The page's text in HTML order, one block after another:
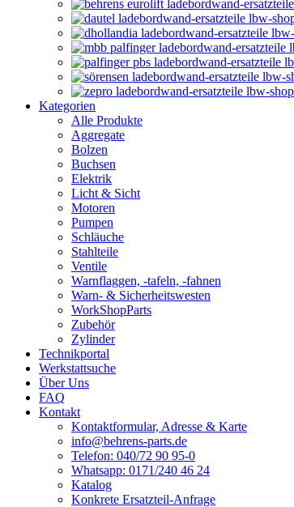
Kategorien
Alle Produkte
Aggregate
Bolzen
Buchsen
Elektrik
Licht & Sicht
Motoren
Pumpen
Schläuche
Stahlteile
Ventile
Warnflaggen, -tafeln, -fahnen
Warn- & Sicherheitswesten
WorkShopParts
Zubehör
Zylinder
Technikportal
Werkstattsuche
Über Uns
FAQ
Kontakt
Kontaktformular, Adresse & Karte
info@behrens-parts.de
Telefon: 040/72 90 95-0
Whatsapp: 0171/240 46 24
Katalog
Konkrete Ersatzteil-Anfrage